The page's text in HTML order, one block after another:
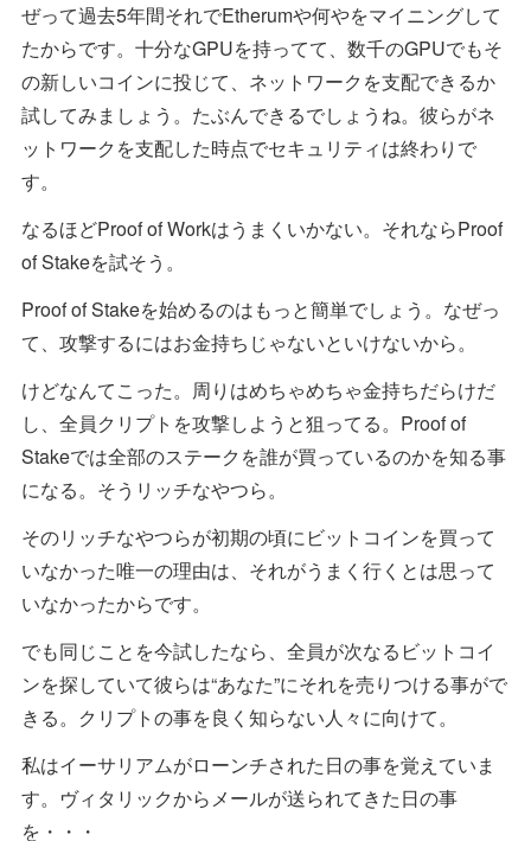
ぜって過去5年間それでEtherumや何やをマイニングして
たからです。十分なGPUを持ってて、数千のGPUでもそ
の新しいコインに投じて、ネットワークを支配できるか
試してみましょう。たぶんできるでしょうね。彼らがネ
ットワークを支配した時点でセキュリティは終わりで
す。
なるほどProof of Workはうまくいかない。それならProof
of Stakeを試そう。
Proof of Stakeを始めるのはもっと簡単でしょう。なぜっ
て、攻撃するにはお金持ちじゃないといけないから。
けどなんてこった。周りはめちゃめちゃ金持ちだらけだ
し、全員クリプトを攻撃しようと狙ってる。Proof of
Stakeでは全部のステークを誰が買っているのかを知る事
になる。そうリッチなやつら。
そのリッチなやつらが初期の頃にビットコインを買って
いなかった唯一の理由は、それがうまく行くとは思って
いなかったからです。
でも同じことを今試したなら、全員が次なるビットコイ
ンを探していて彼らは“あなた”にそれを売りつける事がで
きる。クリプトの事を良く知らない人々に向けて。
私はイーサリアムがローンチされた日の事を覚えていま
す。ヴィタリックからメールが送られてきた日の事
を・・・